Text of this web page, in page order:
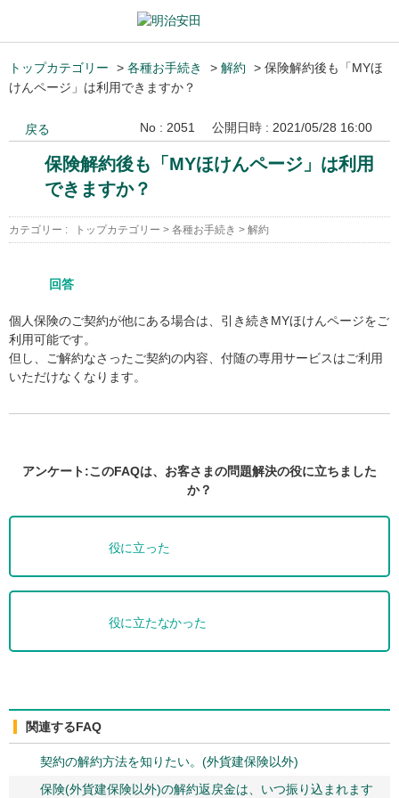
トップカテゴリー > 各種お手続き > 解約 > 保険解約後も「MYほ
けんページ」は利用できますか？
戻る No : 2051 公開日時 : 2021/05/28 16:00
保険解約後も「MYほけんページ」は利用
できますか？
カテゴリー : トップカテゴリー > 各種お手続き > 解約
回答
個人保険のご契約が他にある場合は、引き続きMYほけんページをご
利用可能です。
但し、ご解約なさったご契約の内容、付随の専用サービスはご利用
いただけなくなります。
アンケート:このFAQは、お客さまの問題解決の役に立ちました
か？
役に立った
役に立たなかった
関連するFAQ
契約の解約方法を知りたい。(外貨建保険以外)
保険(外貨建保険以外)の解約返戻金は、いつ振り込まれます